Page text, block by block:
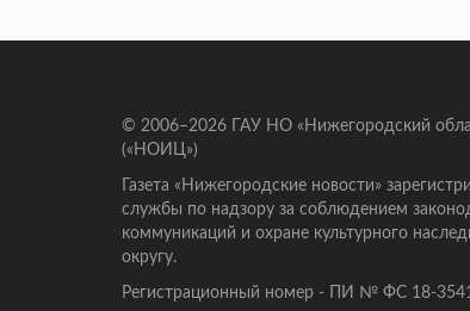
© 2006–2026 ГАУ НО «Нижегородский
(«НОИЦ»)
Газета «Нижегородские новости»
службы по надзору за соблюдением
коммуникаций и охране культурного
округу.
Регистрационный номер - ПИ № ФС 18-3541